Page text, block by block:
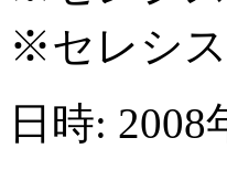
※セレシ
日時: